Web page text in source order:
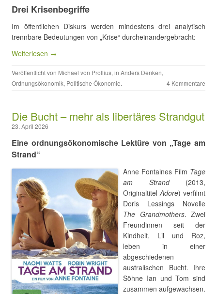
Drei Krisenbegriffe
Im öffentlichen Diskurs werden mindestens drei analytisch
trennbare Bedeutungen von „Krise“ durcheinandergebracht:
Weiterlesen →
Veröffentlicht von Michael von Prollius, in Anders Denken,
Ordnungsökonomik, Politische Ökonomie. 4 Kommentare
Die Bucht – mehr als libertäres Strandgut
23. April 2026
Eine ordnungsökonomische Lektüre von „Tage am
Strand“
Anne Fontaines Film Tage
am Strand(2013,
OriginaltitelAdore) verfilmt
Doris Lessings Novelle
The Grandmothers. Zwei
Freundinnen seit der
Kindheit, Lil und Roz,
leben in einer
abgeschiedenen
australischen Bucht. Ihre
Söhne Ian und Tom sind
zusammen aufgewachsen.